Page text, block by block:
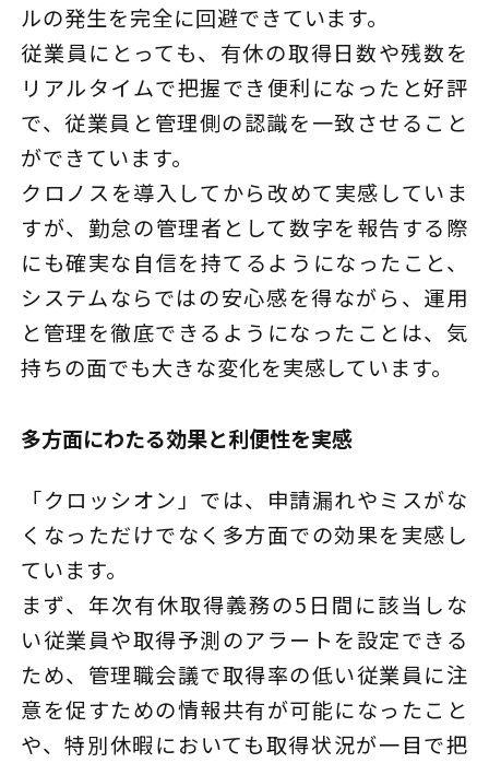
ルの発生を完全に回避できています。
従業員にとっても、有休の取得日数や残数を
リアルタイムで把握でき便利になったと好評
で、従業員と管理側の認識を一致させること
ができています。
クロノスを導入してから改めて実感していま
すが、勤怠の管理者として数字を報告する際
にも確実な自信を持てるようになったこと、
システムならではの安心感を得ながら、運用
と管理を徹底できるようになったことは、気
持ちの面でも大きな変化を実感しています。
多方面にわたる効果と利便性を実感
「クロッシオン」では、申請漏れやミスがな
くなっただけでなく多方面での効果を実感し
ています。
まず、年次有休取得義務の5日間に該当しな
い従業員や取得予測のアラートを設定できる
ため、管理職会議で取得率の低い従業員に注
意を促すための情報共有が可能になったこと
や、特別休暇においても取得状況が一目で把